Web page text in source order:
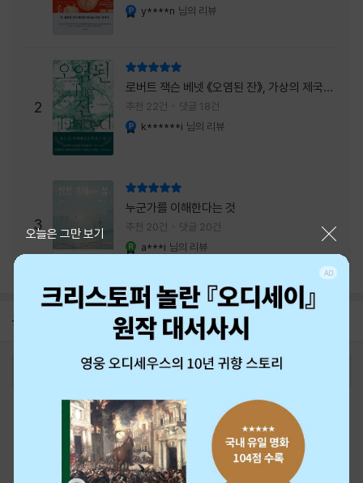
y****n 님의 리뷰
2
로버트 잭슨 베넷 《오염된 잔》, 가상의 제국이
주는 실감과 미스터리 사건의 치밀함이 이루어
내는 최상의 시너지...
추천 22건 댓글 18건
k******i 님의 리뷰
3
누군가를 이해한다는 것
추천 20건 댓글 20건
a***i 님의 리뷰
공지 26년 NBCI 수상 안내
2026-08-01
오늘은 그만 보기
로그인 최근 본 상품 주문/배송
고객센터 1544-3800 티켓 1544-6399
중고샵 1566-4295
eBook 1:1문의/채팅상담
예스이십사(주) 사업자 정보
이용약관
개인정보처리방침
청소년보호정책